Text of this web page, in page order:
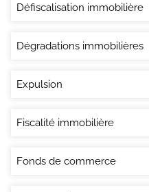
Défiscalisation immobilière
Dégradations immobilières
Expulsion
Fiscalité immobilière
Fonds de commerce